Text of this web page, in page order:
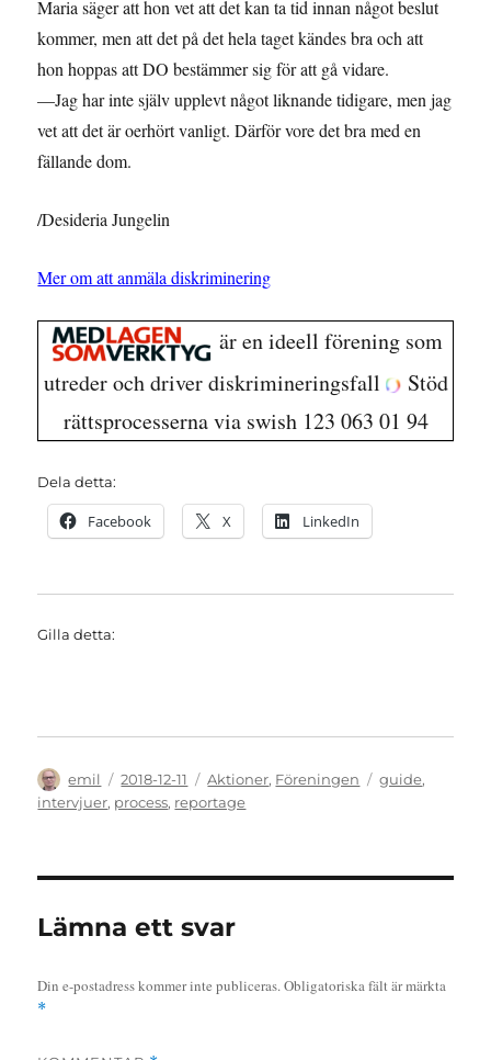
Maria säger att hon vet att det kan ta tid innan något beslut
kommer, men att det på det hela taget kändes bra och att
hon hoppas att DO bestämmer sig för att gå vidare.
—Jag har inte själv upplevt något liknande tidigare, men jag
vet att det är oerhört vanligt. Därför vore det bra med en
fällande dom.
/Desideria Jungelin
Mer om att anmäla diskriminering
är en ideell förening som
utreder och driver diskrimineringsfall
Stöd
rättsprocesserna via swish 123 063 01 94
Dela detta:
Facebook X LinkedIn
Gilla detta:
Författare
emil
Publicerat
den
2018-12-11 Kategorier
Aktioner, Föreningen Etiketter
guide,
intervjuer, process, reportage
Lämna ett svar
Din e-postadress kommer inte publiceras.Obligatoriska fält är märkta
*